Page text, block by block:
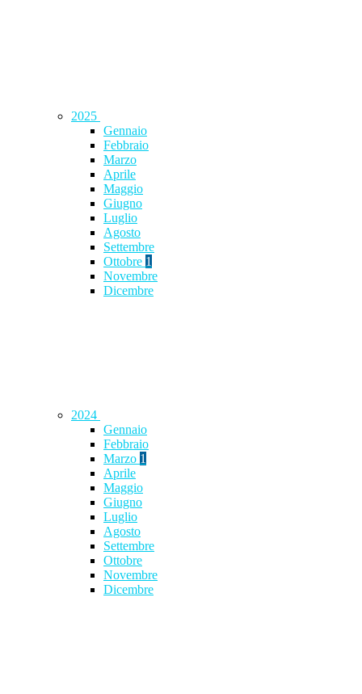
2025
Gennaio
Febbraio
Marzo
Aprile
Maggio
Giugno
Luglio
Agosto
Settembre
Ottobre 1
Novembre
Dicembre
2024
Gennaio
Febbraio
Marzo 1
Aprile
Maggio
Giugno
Luglio
Agosto
Settembre
Ottobre
Novembre
Dicembre